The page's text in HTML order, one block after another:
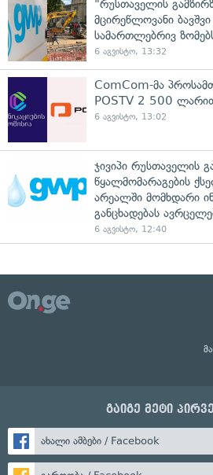
"რუსთაველის
მცირეწლოვანი
სამართლებრივ
6 აგვისტო, 13:32
ComCom-მა
POSTV 2 500
6 აგვისტო, 13:02
ჯივიპი რუსთაველის
წყალმომარაგების
არეალში მომხდარი
განცხადებას
6 აგვისტო, 12:40
გაიგე მეტი
ახალი ამბები / Facebook